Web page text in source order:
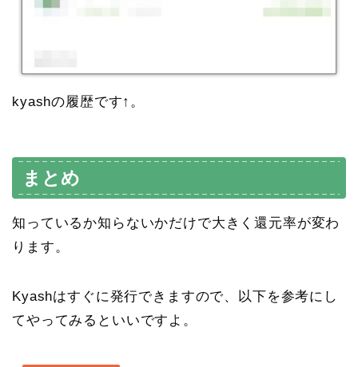
kyashの履歴です↑。
まとめ
知っているか知らないかだけで大きく還元率が変わ
ります。
Kyashはすぐに発行できますので、以下を参考にし
てやってみるといいですよ。